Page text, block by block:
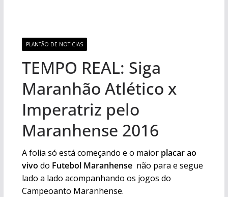
PLANTÃO DE NOTICIAS
TEMPO REAL: Siga
Maranhão Atlético x
Imperatriz pelo
Maranhense 2016
A folia só está começando e o maiorplacar ao
vivo do Futebol Maranhensenão para e segue
lado a lado acompanhando os jogos do
Campeoanto Maranhense.